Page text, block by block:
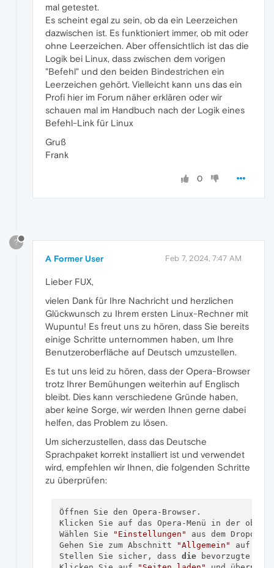
mal getestet.
Es scheint egal zu sein, ob da ein Leerzeichen
dazwischen ist. Es funktioniert immer, ob mit oder
ohne Leerzeichen. Aber offensichtlich ist das die
Logik bei Linux, dass zwischen dem vorigen
"Befehl" und den beiden Bindestrichen ein
Leerzeichen gehört. Vielleicht kann uns das ein
Profi hier im Forum näher erklären oder wir
schauen mal im Handbuch nach der Logik eines
Befehl-Link für Linux
Gruß
Frank
0
?
A Former User Feb 7, 2024, 7:47 AM
Lieber FUX,
vielen Dank für Ihre Nachricht und herzlichen
Glückwunsch zu Ihrem ersten Linux-Rechner mit
Wupuntu! Es freut uns zu hören, dass Sie bereits
einige Schritte unternommen haben, um Ihre
Benutzeroberfläche auf Deutsch umzustellen.
Es tut uns leid zu hören, dass der Opera-Browser
trotz Ihrer Bemühungen weiterhin auf Englisch
bleibt. Dies kann verschiedene Gründe haben,
aber keine Sorge, wir werden Ihnen gerne dabei
helfen, das Problem zu lösen.
Um sicherzustellen, dass das Deutsche
Sprachpaket korrekt installiert ist und verwendet
wird, empfehlen wir Ihnen, die folgenden Schritte
zu überprüfen:
Öffnen Sie den Opera-Browser.
Klicken Sie auf das Opera-Menü in der
Wählen Sie
"Einstellungen" aus dem
Gehen Sie zum Abschnitt
"Allgemein" auf der
Stellen Sie sicher, dass die bevorzugte